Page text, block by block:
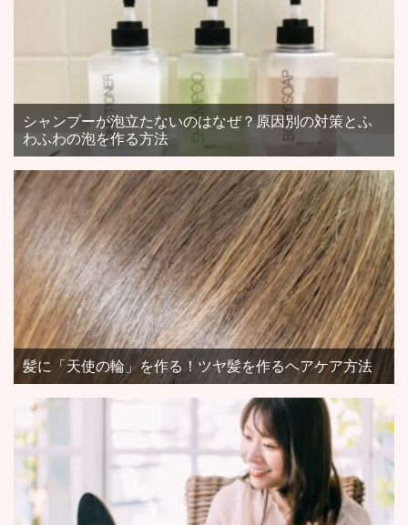
シャンプーが泡立たないのはなぜ？原因別の対策とふ
わふわの泡を作る方法
髪に「天使の輪」を作る！ツヤ髪を作るヘアケア方法